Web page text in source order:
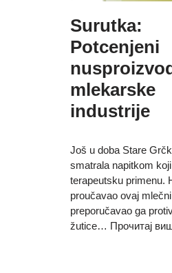
Surutka:
Potcenjeni
mlekarske
industrije
Još u doba Stare
smatrala napitkom
terapeutsku primenu.
proučavao ovaj
preporučavao ga
žutice… Прочитај